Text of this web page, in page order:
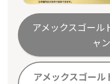
アメックスゴール
ャ
アメックスゴー